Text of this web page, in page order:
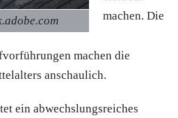
machen. Die
machen die
anschaulich.
ein abwechslungsreiches